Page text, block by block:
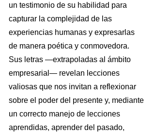
un testimonio de su habilidad para
capturar la complejidad de las
experiencias humanas y expresarlas
de manera poética y conmovedora.
Sus letras —extrapoladas al ámbito
empresarial— revelan lecciones
valiosas que nos invitan a reflexionar
sobre el poder del presente y, mediante
un correcto manejo de lecciones
aprendidas, aprender del pasado,